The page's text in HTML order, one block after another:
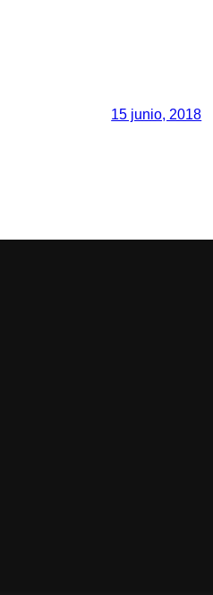
15 junio, 2018